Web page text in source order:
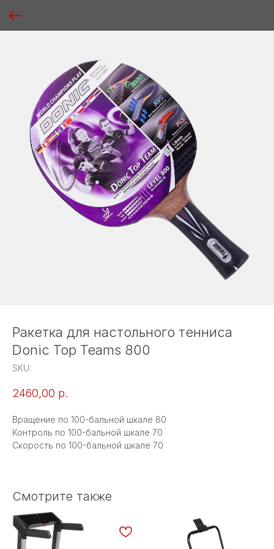
Ракетка для настольного тенниса
Donic Top Teams 800
SKU:
2460,00 р.
Вращение по 100-бальной шкале 80
Контроль по 100-бальной шкале 70
Скорость по 100-бальной шкале 70
Смотрите также